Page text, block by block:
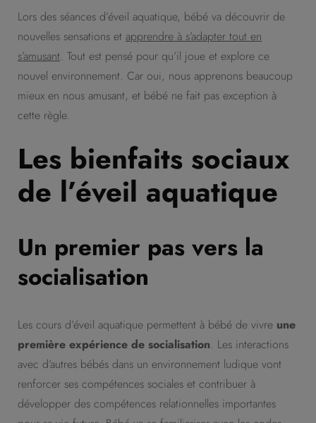
Lors des séances d’éveil aquatique, bébé va découvrir de
nouvelles sensations et apprendre à s’adapter tout en
s’amusant. Tout est pensé pour qu’il joue et explore ce
nouvel environnement. Car oui, nous apprenons beaucoup
mieux en nous amusant, et bébé ne fait pas exception à
cette règle.
Les bienfaits sociaux
de l’éveil aquatique
Un premier pas vers la
socialisation
Les cours d’éveil aquatique permettent à bébé de vivre une
première expérience de socialisation. Les interactions
avec d’autres bébés dans un environnement ludique vont
renforcer ses compétences sociales et contribuer à
développer des compétences relationnelles importantes